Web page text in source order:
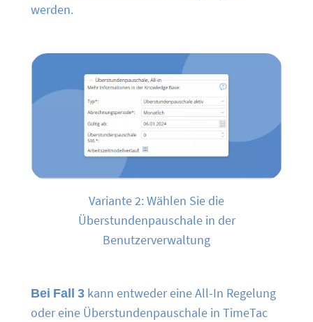
werden.
Variante 2: Wählen Sie die
Überstundenpauschale in der
Benutzerverwaltung
Bei Fall 3 kann entweder eine All-In Regelung
oder eine Überstundenpauschale in TimeTac